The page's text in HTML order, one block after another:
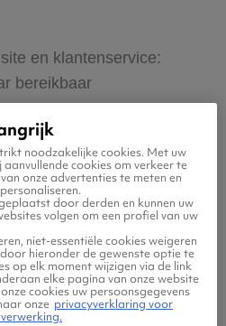
en klantenservice:
bereikbaar
en betalen
hotel of huurauto via
en speciale
vliegtickets naar Mersa
noodzakelijke cookies. Met uw
cookies om verkeer te
onze advertenties te meten en
door derden en kunnen uw
volgen om een profiel van uw
niet-essentiële cookies weigeren
hieronder de gewenste optie te
op elk moment wijzigen via de link
elke pagina van onze website
cookies uw persoonsgegevens
onze privacyverklaring voor